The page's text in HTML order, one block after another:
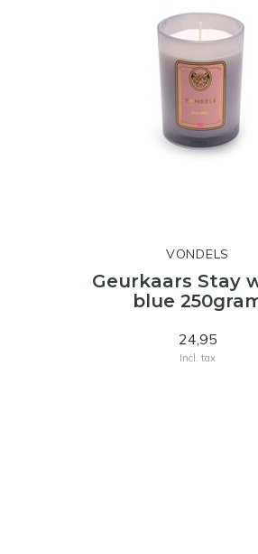
VONDELS
Geurkaars Stay
blue
24,95
Incl. tax